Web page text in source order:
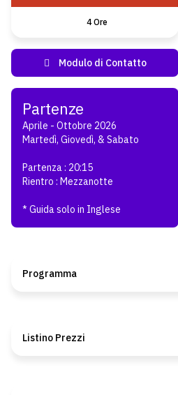
4 Ore
Aprile - Ottobre 2026
Martedì, Giovedì, & Sabato
Partenza : 20:15
Rientro : Mezzanotte
* Guida solo in Inglese
Programma
Listino Prezzi